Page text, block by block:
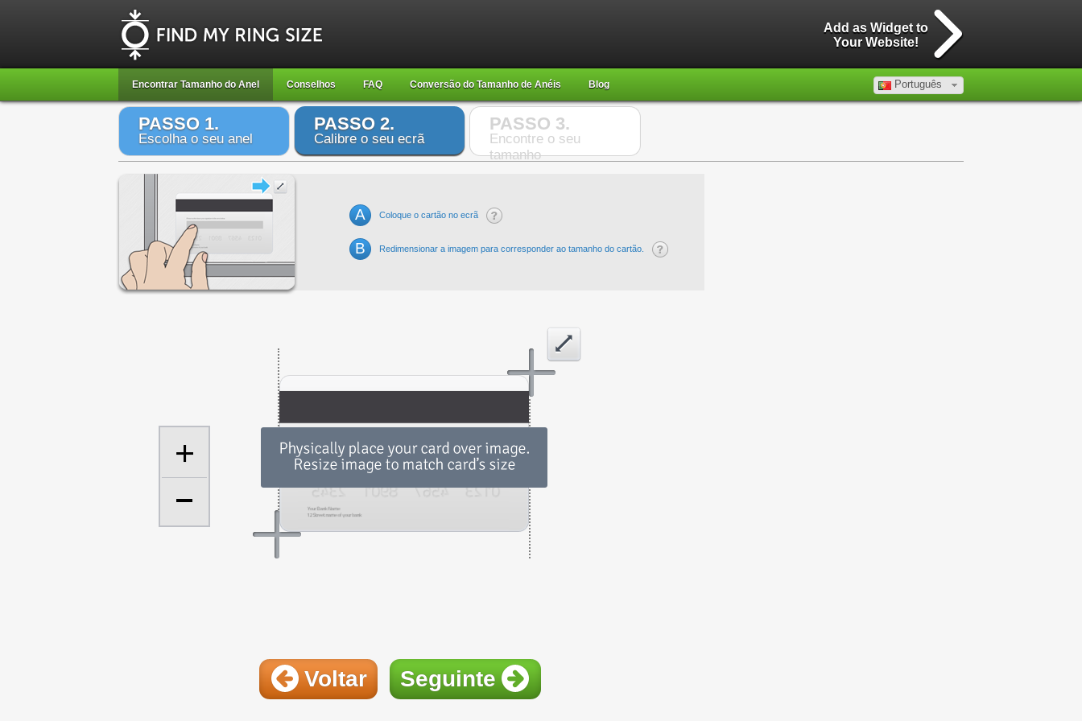
Add as Widget to
Your Website!
Encontrar Tamanho do Anel Conselhos FAQ Conversão do Tamanho de Anéis Blog Português
PASSO 1.
Escolha o seu anel
PASSO 2.
Calibre o seu ecrã
PASSO 3.
Encontre o seu
tamanho
A Coloque o cartão no ecrã
B Redimensionar a imagem para corresponder ao tamanho do cartão.
+
Voltar Seguinte